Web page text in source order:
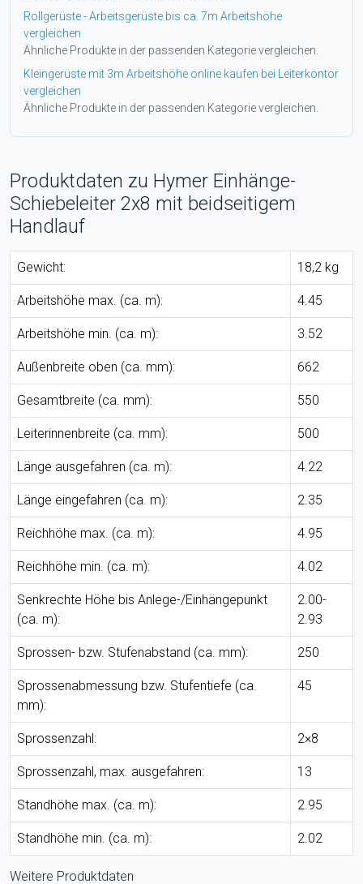
Rollgerüste - Arbeitsgerüste bis ca. 7m Arbeitshöhe
vergleichen
Ähnliche Produkte in der passenden Kategorie vergleichen.
Kleingerüste mit 3m Arbeitshöhe online kaufen bei Leiterkontor
vergleichen
Ähnliche Produkte in der passenden Kategorie vergleichen.
Produktdaten zu Hymer Einhänge-
Schiebeleiter 2x8 mit beidseitigem
Handlauf
Gewicht: 18,2 kg
Arbeitshöhe max. (ca. m): 4.45
Arbeitshöhe min. (ca. m): 3.52
Außenbreite oben (ca. mm): 662
Gesamtbreite (ca. mm): 550
Leiterinnenbreite (ca. mm): 500
Länge ausgefahren (ca. m): 4.22
Länge eingefahren (ca. m): 2.35
Reichhöhe max. (ca. m): 4.95
Reichhöhe min. (ca. m): 4.02
Senkrechte Höhe bis Anlege-/Einhängepunkt
(ca. m):
2.00-
2.93
Sprossen- bzw. Stufenabstand (ca. mm): 250
Sprossenabmessung bzw. Stufentiefe (ca.
mm):
45
Sprossenzahl: 2×8
Sprossenzahl, max. ausgefahren: 13
Standhöhe max. (ca. m): 2.95
Standhöhe min. (ca. m): 2.02
Weitere Produktdaten